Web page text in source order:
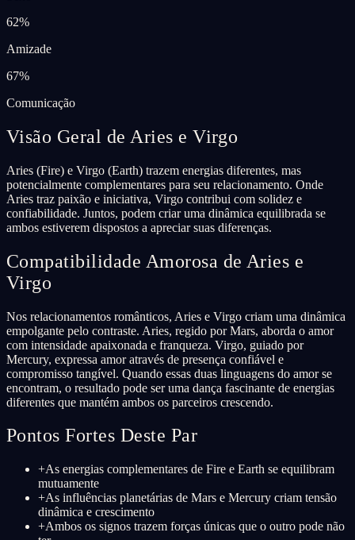
62%
Amizade
67%
Comunicação
Visão Geral de Aries e Virgo
Aries (Fire) e Virgo (Earth) trazem energias diferentes, mas
potencialmente complementares para seu relacionamento. Onde
Aries traz paixão e iniciativa, Virgo contribui com solidez e
confiabilidade. Juntos, podem criar uma dinâmica equilibrada se
ambos estiverem dispostos a apreciar suas diferenças.
Compatibilidade Amorosa de Aries e
Virgo
Nos relacionamentos românticos, Aries e Virgo criam uma dinâmica
empolgante pelo contraste. Aries, regido por Mars, aborda o amor
com intensidade apaixonada e franqueza. Virgo, guiado por
Mercury, expressa amor através de presença confiável e
compromisso tangível. Quando essas duas linguagens do amor se
encontram, o resultado pode ser uma dança fascinante de energias
diferentes que mantém ambos os parceiros crescendo.
Pontos Fortes Deste Par
+As energias complementares de Fire e Earth se equilibram
mutuamente
+As influências planetárias de Mars e Mercury criam tensão
dinâmica e crescimento
+Ambos os signos trazem forças únicas que o outro pode não